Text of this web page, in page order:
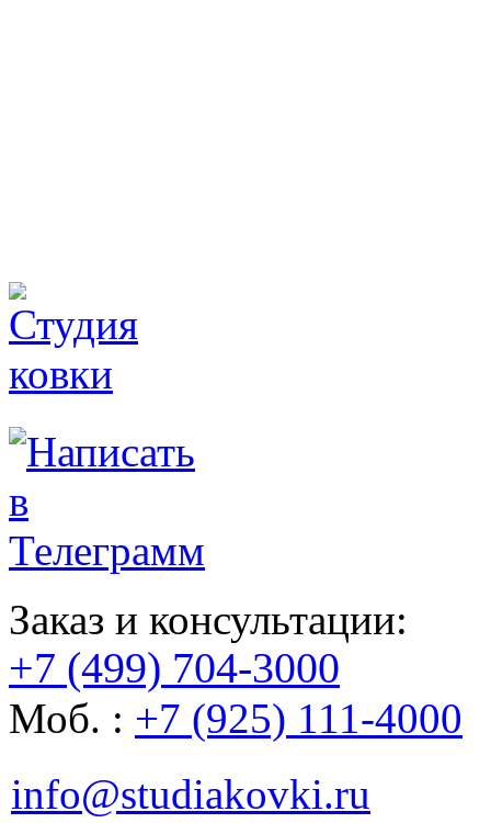
Заказ и консультации:
+7 (499) 704-3000
Моб. : +7 (925) 111-4000
info@studiakovki.ru